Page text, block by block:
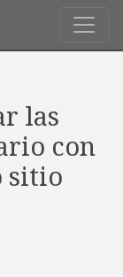
las
con
sitio